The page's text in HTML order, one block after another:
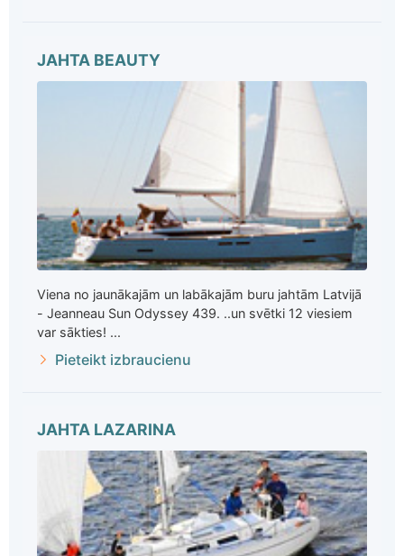
JAHTA BEAUTY
Viena no jaunākajām un labākajām buru jahtām Latvijā
- Jeanneau Sun Odyssey 439. ..un svētki 12 viesiem
var sākties! ...
Pieteikt izbraucienu
JAHTA LAZARINA